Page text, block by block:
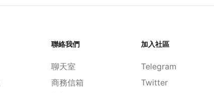
聯絡我們
聊天室
商務信箱
加入社區
Telegram
Twitter